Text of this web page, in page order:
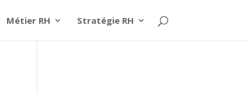
Métier RH Stratégie RH